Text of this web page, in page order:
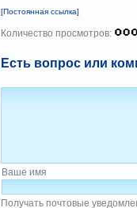
[Постоянная ссылка]
Количество просмотров:
Есть вопрос или
Ваше имя
Получать почтовые